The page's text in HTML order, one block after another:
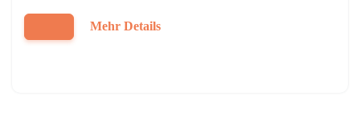
Mehr Details